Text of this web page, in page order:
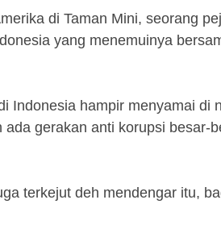
di Taman Mini, seorang
yang menemuinya
Indonesia hampir menyamai di
gerakan anti korupsi besar-
terkejut deh mendengar itu,